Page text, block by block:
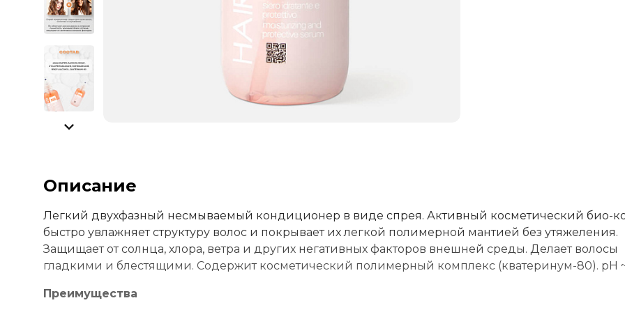
Описание
Легкий двухфазный несмываемый кондиционер в виде спрея. Активный косметический био-
быстро увлажняет структуру волос и покрывает их легкой полимерной мантией без утяжеления.
Защищает от солнца, хлора, ветра и других негативных факторов внешней среды. Делает волосы
гладкими и блестящими. Содержит косметический полимерный комплекс (кватеринум-80). рН ~
Преимущества